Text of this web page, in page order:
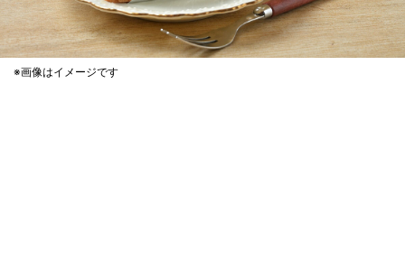
※画像はイメージです